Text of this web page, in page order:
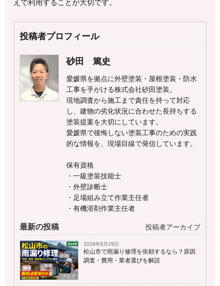
えで利用することが大切です。
投稿者プロフィール
砂田 篤史
愛媛県を拠点に外壁塗装・屋根塗装・防水
工事を手がける株式会社砂田塗装。
現地調査から施工まで責任を持って対応
し、建物の劣化状況に合わせた長持ちする
塗装提案を大切にしています。
愛媛県で後悔しない塗装工事のための実践
的な情報を、現場目線で発信しています。
保有資格
・一級塗装技能士
・外壁診断士
・足場組み立て作業主任者
・有機溶剤作業主任者
最新の投稿 投稿者アーカイブ
ブログ
2026年6月29日
松山市で雨漏り修理を依頼するなら？原因
調査・費用・業者選びを解説